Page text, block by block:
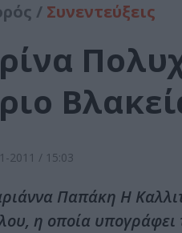
/ Συνεντεύξεις
2011 / 15:03
Παπάκη Η
η οποία υπογράφει